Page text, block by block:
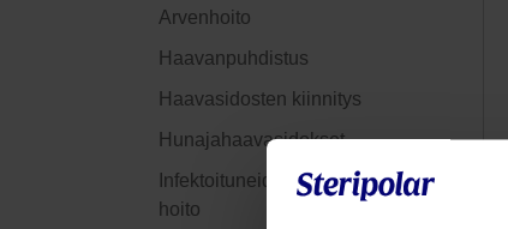
Arvenhoito
Haavanpuhdistus
Haavasidosten kiinnitys
Hunajahaavasidokset
Infektoituneiden haavojen
hoito